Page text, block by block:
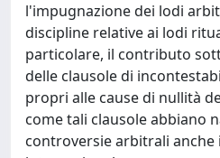
l'impugnazione dei lodi
discipline relative ai lodi
particolare, il contributo
delle clausole di
propri alle cause di nullità
come tali clausole abbiano
controversie arbitrali anche